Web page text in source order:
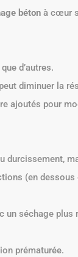
béton à cœur
d’autres.
diminuer la
ajoutés pour
durcissement,
(en dessous
un séchage plus
prématurée.